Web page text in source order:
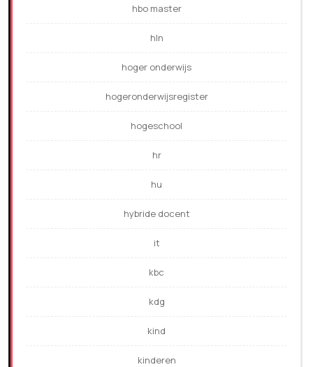
hbo master
hln
hoger onderwijs
hogeronderwijsregister
hogeschool
hr
hu
hybride docent
it
kbc
kdg
kind
kinderen